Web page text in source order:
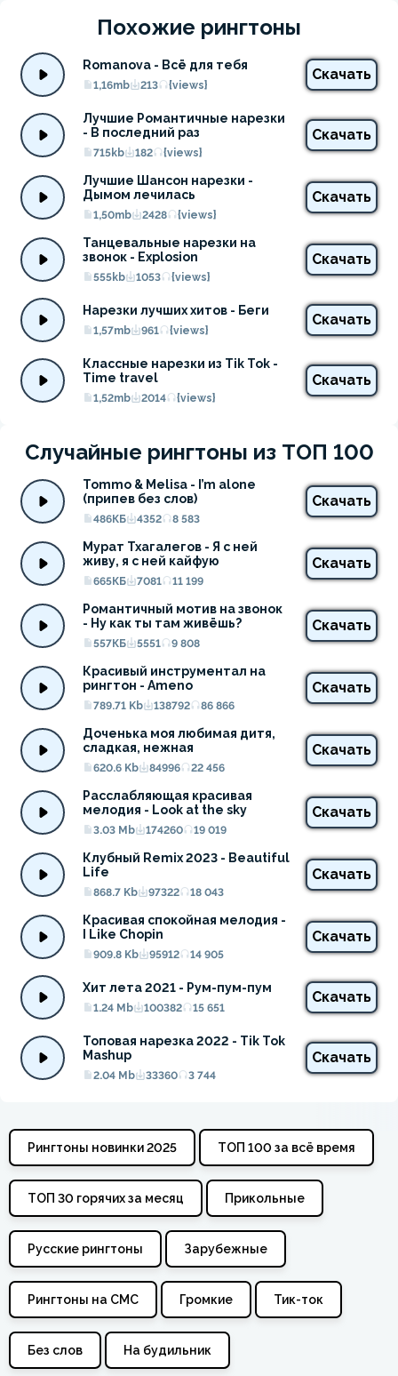
Похожие рингтоны
Romanova - Всё для тебя
1,16mb 213 {views}
Скачать
Лучшие Романтичные нарезки
- В последний раз
715kb 182 {views}
Скачать
Лучшие Шансон нарезки -
Дымом лечилась
1,50mb 2428 {views}
Скачать
Танцевальные нарезки на
звонок - Explosion
555kb 1053 {views}
Скачать
Нарезки лучших хитов - Беги
1,57mb 961 {views}
Скачать
Классные нарезки из Tik Tok -
Time travel
1,52mb 2014 {views}
Скачать
Случайные рингтоны из ТОП 100
Tommo & Melisa - I’m alone
(припев без слов)
486КБ 4352 8 583
Скачать
Мурат Тхагалегов - Я с ней
живу, я с ней кайфую
665КБ 7081 11 199
Скачать
Романтичный мотив на звонок
- Ну как ты там живёшь?
557КБ 5551 9 808
Скачать
Красивый инструментал на
рингтон - Ameno
789.71 Kb 138792 86 866
Скачать
Доченька моя любимая дитя,
сладкая, нежная
620.6 Kb 84996 22 456
Скачать
Расслабляющая красивая
мелодия - Look at the sky
3.03 Mb 174260 19 019
Скачать
Клубный Remix 2023 - Beautiful
Life
868.7 Kb 97322 18 043
Скачать
Красивая спокойная мелодия -
I Like Chopin
909.8 Kb 95912 14 905
Скачать
Хит лета 2021 - Рум-пум-пум
1.24 Mb 100382 15 651
Скачать
Топовая нарезка 2022 - Tik Tok
Mashup
2.04 Mb 33360 3 744
Скачать
Рингтоны новинки 2025 ТОП 100 за всё время
ТОП 30 горячих за месяц Прикольные
Русские рингтоны Зарубежные
Рингтоны на СМС Громкие Тик-ток
Без слов На будильник